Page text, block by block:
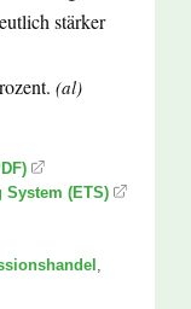
stärker
(al)
System (ETS)
,